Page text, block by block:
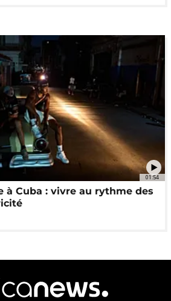
01:54
à Cuba : vivre au rythme des